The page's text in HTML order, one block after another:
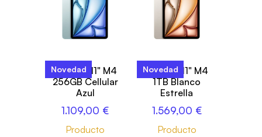
Novedad
iPad Air 11" M4
256GB Cellular
Azul
1.109,00 €
Producto
Novedad
iPad Air 11" M4
1TB Blanco
Estrella
1.569,00 €
Producto